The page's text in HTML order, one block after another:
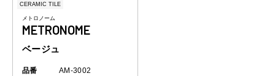
CERAMIC TILE
メトロノーム
METRONOME
ベージュ
品番
AM-3002